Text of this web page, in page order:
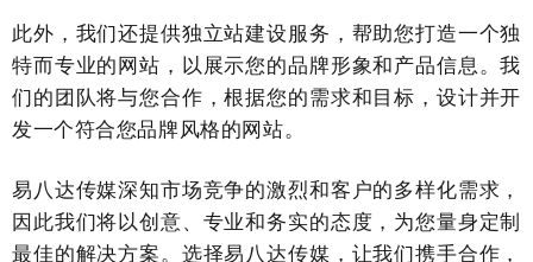
此外，我们还提供独立站建设服务，帮助您打造一个独
特而专业的网站，以展示您的品牌形象和产品信息。我
们的团队将与您合作，根据您的需求和目标，设计并开
发一个符合您品牌风格的网站。
易八达传媒深知市场竞争的激烈和客户的多样化需求，
因此我们将以创意、专业和务实的态度，为您量身定制
最佳的解决方案。选择易八达传媒，让我们携手合作，